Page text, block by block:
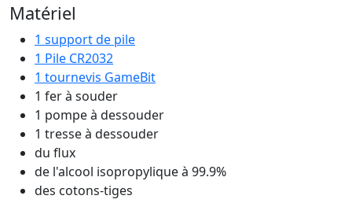
Matériel
1 support de pile
1 Pile CR2032
1 tournevis GameBit
1 fer à souder
1 pompe à dessouder
1 tresse à dessouder
du flux
de l'alcool isopropylique à 99.9%
des cotons-tiges